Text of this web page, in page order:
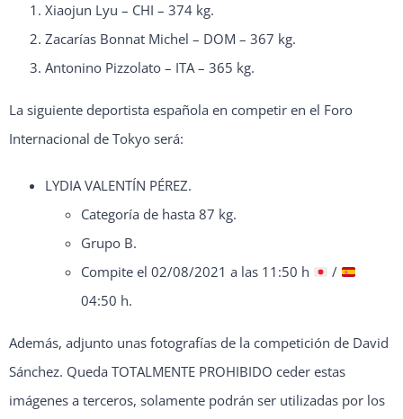
Xiaojun Lyu – CHI – 374 kg.
Zacarías Bonnat Michel – DOM – 367 kg.
Antonino Pizzolato – ITA – 365 kg.
La siguiente deportista española en competir en el Foro
Internacional de Tokyo será:
LYDIA VALENTÍN PÉREZ.
Categoría de hasta 87 kg.
Grupo B.
Compite el 02/08/2021 a las 11:50 h
/
04:50 h.
Además, adjunto unas fotografías de la competición de David
Sánchez. Queda TOTALMENTE PROHIBIDO ceder estas
imágenes a terceros, solamente podrán ser utilizadas por los